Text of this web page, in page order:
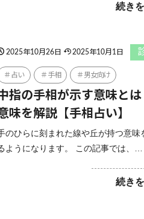
続き
2025年10月26日 2025年10月1日
占い 手相 男女向け
指の手相が示す意味と
味を解説【手相占い】
のひらに刻まれた線や丘が持つ意味
ようになります。 この記事では、…
続き